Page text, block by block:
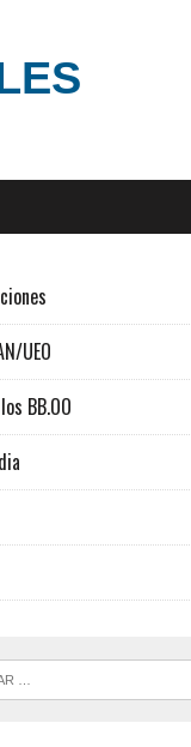
UEO
BB.OO